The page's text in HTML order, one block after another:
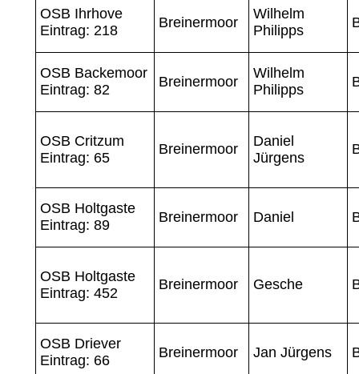
OSB Ihrhove
Eintrag: 218
Breinermoor
Wilhelm
Philipps
OSB Backemoor
Eintrag: 82
Breinermoor
Wilhelm
Philipps
OSB Critzum
Eintrag: 65
Breinermoor
Daniel
Jürgens
OSB Holtgaste
Eintrag: 89
Breinermoor Daniel
OSB Holtgaste
Eintrag: 452
Breinermoor Gesche
OSB Driever
Eintrag: 66
Breinermoor Jan Jürgens